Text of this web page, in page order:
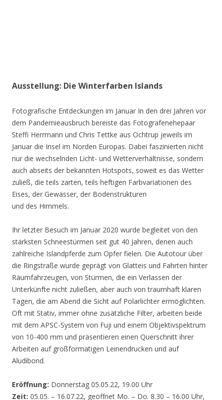
Ausstellung: Die Winterfarben Islands
Fotografische Entdeckungen im Januar In den drei Jahren vor
dem Pandemieausbruch bereiste das Fotografenehepaar
Steffi Herrmann und Chris Tettke aus Ochtrup jeweils im
Januar die Insel im Norden Europas. Dabei faszinierten nicht
nur die wechselnden Licht- und Wetterverhältnisse, sondern
auch abseits der bekannten Hotspots, soweit es das Wetter
zuließ, die teils zarten, teils heftigen Farbvariationen des
Eises, der Gewässer, der Bodenstrukturen
und des Himmels.
Ihr letzter Besuch im Januar 2020 wurde begleitet von den
stärksten Schneestürmen seit gut 40 Jahren, denen auch
zahlreiche Islandpferde zum Opfer fielen. Die Autotour über
die Ringstraße wurde geprägt von Glatteis und Fahrten hinter
Räumfahrzeugen, von Stürmen, die ein Verlassen der
Unterkünfte nicht zuließen, aber auch von traumhaft klaren
Tagen, die am Abend die Sicht auf Polarlichter ermöglichten.
Oft mit Stativ, immer ohne zusätzliche Filter, arbeiten beide
mit dem APSC-System von Fuji und einem Objektivspektrum
von 10-400 mm und präsentieren einen Querschnitt ihrer
Arbeiten auf großformatigen Leinendrucken und auf
Aludibond.
Eröffnung: Donnerstag 05.05.22, 19.00 Uhr
Zeit: 05.05. – 16.07.22, geöffnet Mo. – Do. 8.30 – 16.00 Uhr,